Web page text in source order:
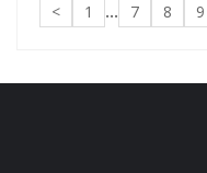
< 1 ... 7 8 9